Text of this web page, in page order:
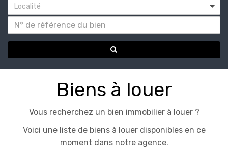
Localité
louer
Biens à louer
Vous recherchez un bien immobilier à louer ?
Voici une liste de biens à louer disponibles en ce
moment dans notre agence.